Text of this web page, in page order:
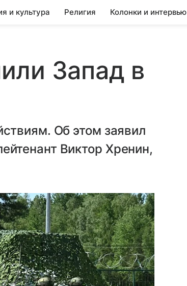
и культура Религия Колонки и интервью
Запад в
Об этом заявил
Виктор Хренин,